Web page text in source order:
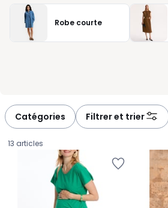
Robe courte
Catégories Filtrer et trier
13 articles